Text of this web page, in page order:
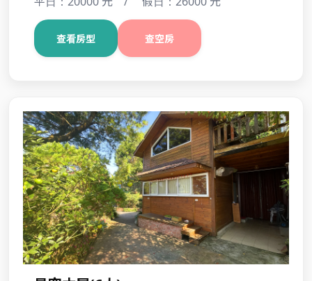
主棟包棟
平日：20000 元 / 假日：26000 元
查看房型 查空房